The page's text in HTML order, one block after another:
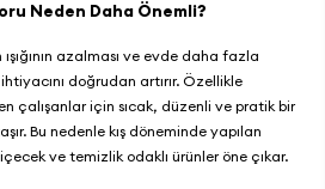
Neden Daha Önemli?
azalması ve evde daha fazla
doğrudan artırır. Özellikle
çalışanlar için sıcak, düzenli ve pratik bir
Bu nedenle kış döneminde yapılan
içecek ve temizlik odaklı ürünler öne çıkar.